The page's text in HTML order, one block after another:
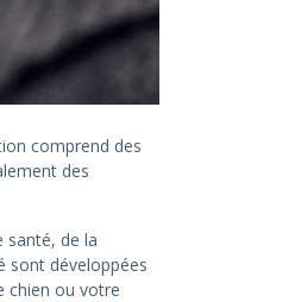
comprend des
des
santé, de la
sont développées
chien ou votre